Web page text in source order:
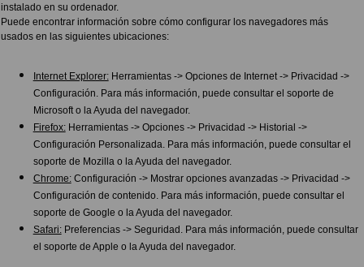
instalado en su ordenador.
Puede encontrar información sobre cómo configurar los navegadores más
usados en las siguientes ubicaciones:
Internet Explorer:Herramientas -> Opciones de Internet -> Privacidad ->
Configuración. Para más información, puede consultar el soporte de
Microsoft o la Ayuda del navegador.
Firefox:Herramientas -> Opciones -> Privacidad -> Historial ->
Configuración Personalizada. Para más información, puede consultar el
soporte de Mozilla o la Ayuda del navegador.
Chrome:Configuración -> Mostrar opciones avanzadas -> Privacidad ->
Configuración de contenido. Para más información, puede consultar el
soporte de Google o la Ayuda del navegador.
Safari:Preferencias -> Seguridad. Para más información, puede consultar
el soporte de Apple o la Ayuda del navegador.